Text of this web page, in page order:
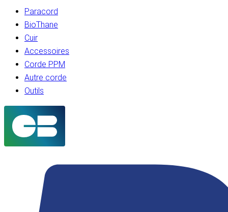
Paracord
BioThane
Cuir
Accessoires
Corde PPM
Autre corde
Outils